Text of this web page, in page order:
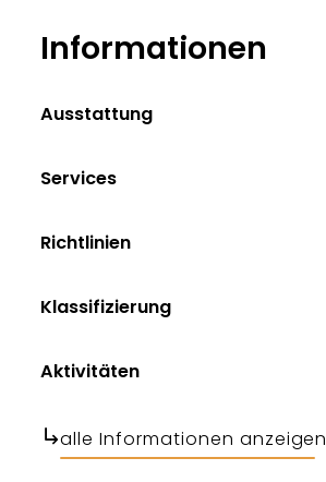
Informationen
Ausstattung
Services
Richtlinien
Klassifizierung
Aktivitäten
alle Informationen anzeigen